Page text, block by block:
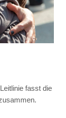
fasst die